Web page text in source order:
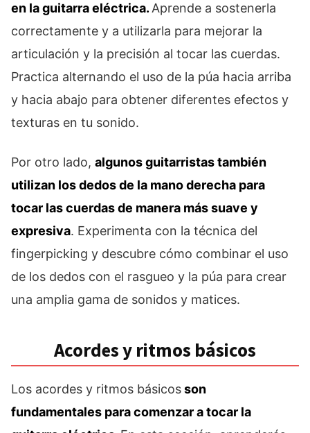
en la guitarra eléctrica. Aprende a sostenerla
correctamente y a utilizarla para mejorar la
articulación y la precisión al tocar las cuerdas.
Practica alternando el uso de la púa hacia arriba
y hacia abajo para obtener diferentes efectos y
texturas en tu sonido.
Por otro lado, algunos guitarristas también
utilizan los dedos de la mano derecha para
tocar las cuerdas de manera más suave y
expresiva. Experimenta con la técnica del
fingerpicking y descubre cómo combinar el uso
de los dedos con el rasgueo y la púa para crear
una amplia gama de sonidos y matices.
Acordes y ritmos básicos
Los acordes y ritmos básicosson
fundamentales para comenzar a tocar la